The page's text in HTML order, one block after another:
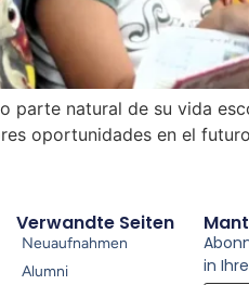
natural de su vida
oportunidades en el
Verwandte Seiten
Neuaufnahmen
Alumni
in